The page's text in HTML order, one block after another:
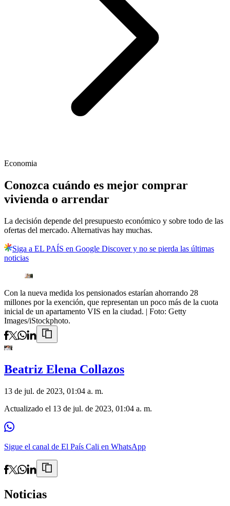
Economia
Conozca cuándo es mejor comprar
vivienda o arrendar
La decisión depende del presupuesto económico y sobre todo de las
ofertas del mercado. Alternativas hay muchas.
Siga a EL PAÍS en Google Discover y no se pierda las últimas
noticias
Con la nueva medida los pensionados estarían ahorrando 28
millones por la exención, que representan un poco más de la cuota
inicial de un apartamento VIS en la ciudad. | Foto: Getty
Images/iStockphoto.
Beatriz Elena Collazos
13 de jul. de 2023, 01:04 a. m.
Actualizado el 13 de jul. de 2023, 01:04 a. m.
Sigue el canal de El País Cali en WhatsApp
Noticias